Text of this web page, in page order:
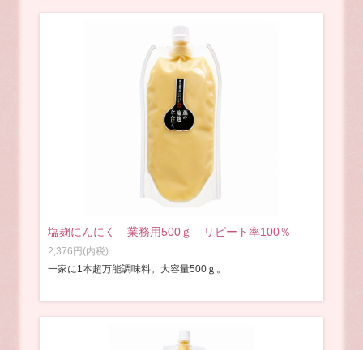
塩麹にんにく 業務用500ｇ リピート率100％
2,376円(内税)
一家に1本超万能調味料。大容量500ｇ。